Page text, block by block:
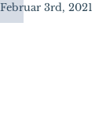
Februar 3rd, 2021